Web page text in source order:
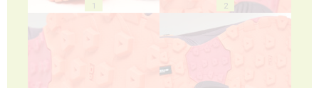
1 2